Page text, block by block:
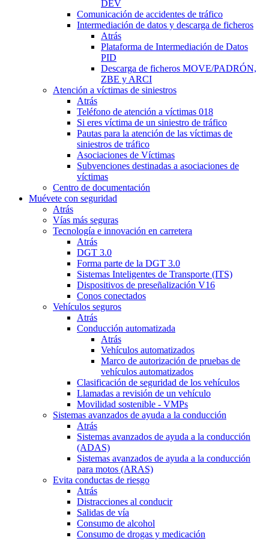
DEV
Comunicación de accidentes de tráfico
Intermediación de datos y descarga de ficheros
Atrás
Plataforma de Intermediación de Datos
PID
Descarga de ficheros MOVE/PADRÓN,
ZBE y ARCI
Atención a víctimas de siniestros
Atrás
Teléfono de atención a víctimas 018
Si eres víctima de un siniestro de tráfico
Pautas para la atención de las víctimas de
siniestros de tráfico
Asociaciones de Víctimas
Subvenciones destinadas a asociaciones de
víctimas
Centro de documentación
Muévete con seguridad
Atrás
Vías más seguras
Tecnología e innovación en carretera
Atrás
DGT 3.0
Forma parte de la DGT 3.0
Sistemas Inteligentes de Transporte (ITS)
Dispositivos de preseñalización V16
Conos conectados
Vehículos seguros
Atrás
Conducción automatizada
Atrás
Vehículos automatizados
Marco de autorización de pruebas de
vehículos automatizados
Clasificación de seguridad de los vehículos
Llamadas a revisión de un vehículo
Movilidad sostenible - VMPs
Sistemas avanzados de ayuda a la conducción
Atrás
Sistemas avanzados de ayuda a la conducción
(ADAS)
Sistemas avanzados de ayuda a la conducción
para motos (ARAS)
Evita conductas de riesgo
Atrás
Distracciones al conducir
Salidas de vía
Consumo de alcohol
Consumo de drogas y medicación